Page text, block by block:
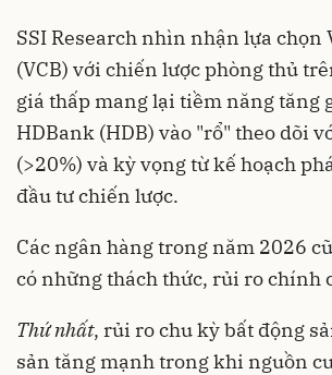
SSI Research nhìn nhận lựa
(VCB) với chiến lược phòng thủ
giá thấp mang lại tiềm năng tăng
HDBank (HDB) vào "rổ" theo dõi
(>20%) và kỳ vọng từ kế hoạch
đầu tư chiến lược.
Các ngân hàng trong năm 2026
có những thách thức, rủi ro chính
Thứ nhất, rủi ro chu kỳ bất động
sản tăng mạnh trong khi nguồn